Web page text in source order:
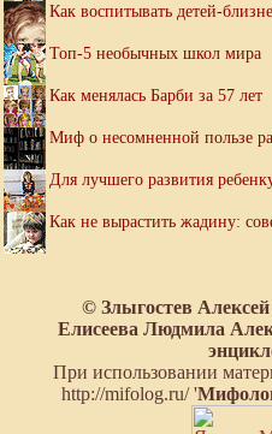
Как воспитывать детей-
Топ-5 необычных школ мира
Как менялась Барби за 57 лет
Миф о несомненной пользе
Для лучшего развития
Как не вырастить жадину:
© Злыгостев Алексей
Елисеева Людмила
При использовании
http://mifolog.ru/ '